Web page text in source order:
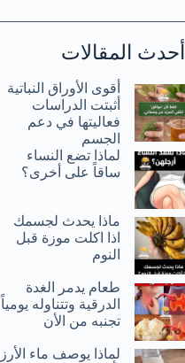
أحدث المقالات
أقوى الأوراق النباتية
أثبتت الدراسات
فعاليتها في دعم
الجسم
لماذا تضع النساء
ساقاً على أخرى؟
ماذا يحدث لجسمك
اذا اكلت موزة قبل
النوم
طعام يدمر الغدة
الدرقية وتتناوله يومياً
تجنبه من الأن
لماذا يوصف ماء الأرز